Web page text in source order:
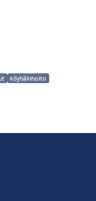
köyhäinhoito